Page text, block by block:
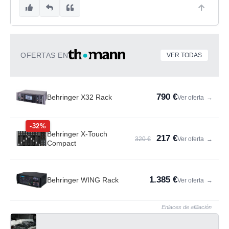
OFERTAS EN VER TODAS
Behringer X32 Rack 790 €Ver oferta →
-32%
Behringer X-Touch
Compact
320 € 217 €Ver oferta →
Behringer WING Rack 1.385 €Ver oferta →
Enlaces de afiliación